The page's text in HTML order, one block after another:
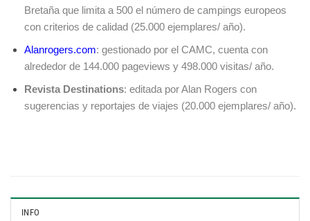
Bretaña que limita a 500 el número de campings europeos
con criterios de calidad (25.000 ejemplares/ año).
Alanrogers.com: gestionado por el CAMC, cuenta con
alrededor de 144.000 pageviews y 498.000 visitas/ año.
Revista Destinations: editada por Alan Rogers con
sugerencias y reportajes de viajes (20.000 ejemplares/ año).
INFO